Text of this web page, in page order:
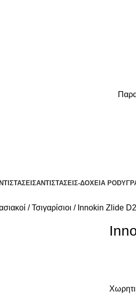
ΑΝΤΙΣΤΆΣΕΙΣ-ΔΟΧΕΊΑ POD
Τσιγαρίσιοι Innokin Zlide